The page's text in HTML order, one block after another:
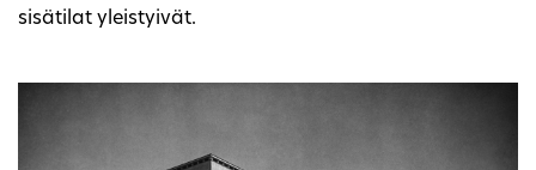
sisätilat yleistyivät.